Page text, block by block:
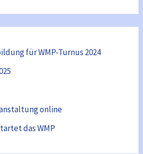
für WMP-Turnus 2024
online
das WMP